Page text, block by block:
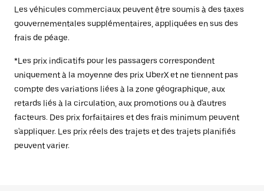
Les véhicules commerciaux peuvent être soumis à des taxes
gouvernementales supplémentaires, appliquées en sus des
frais de péage.
*Les prix indicatifs pour les passagers correspondent
uniquement à la moyenne des prix UberX et ne tiennent pas
compte des variations liées à la zone géographique, aux
retards liés à la circulation, aux promotions ou à d'autres
facteurs. Des prix forfaitaires et des frais minimum peuvent
s'appliquer. Les prix réels des trajets et des trajets planifiés
peuvent varier.